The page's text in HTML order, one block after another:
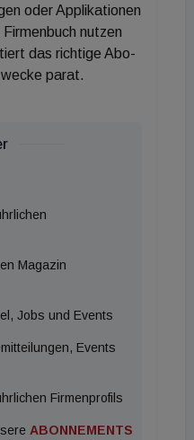
Zonen,
und direkte
so in Wien
Müller, Vorständin der
Andexlinger
der
mit ihren
ihrer einzigartigen
oder Applikationen
nutzen
das richtige Abo-
parat.
Magazin
Jobs und Events
Events
Firmenprofils
ABONNEMENTS